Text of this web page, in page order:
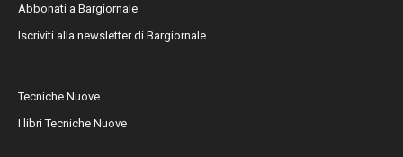
Abbonati a Bargiornale
Iscriviti alla newsletter di Bargiornale
Tecniche Nuove
I libri Tecniche Nuove